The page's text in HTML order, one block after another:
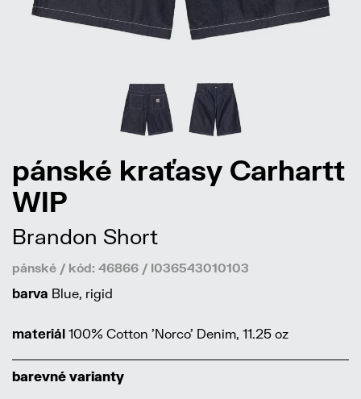
pánské kraťasy Carhartt
WIP
Brandon Short
pánské / kód: 46866 / I036543010103
barva Blue, rigid
materiál 100% Cotton 'Norco' Denim, 11.25 oz
barevné varianty